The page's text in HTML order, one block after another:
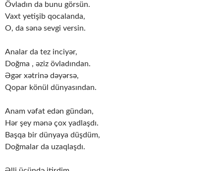
Övladın da bunu görsün.
Vaxt yetişib qocalanda,
O, da sənə sevgi versin.
Analar da tez inciyər,
Doğma , əziz övladından.
Əgər xətrinə dəyərsə,
Qopar könül dünyasından.
Anam vəfat edən gündən,
Hər şey mənə çox yadlaşdı.
Başqa bir dünyaya düşdüm,
Doğmalar da uzaqlaşdı.